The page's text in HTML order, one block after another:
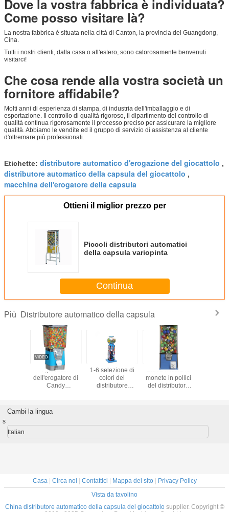
Dove la vostra fabbrica è individuata?
Come posso visitare là?
La nostra fabbrica è situata nella città di Canton, la provincia del Guangdong,
Cina.
Tutti i nostri clienti, dalla casa o all'estero, sono calorosamente benvenuti
visitarci!
Che cosa rende alla vostra società un
fornitore affidabile?
Molti anni di esperienza di stampa, di industria dell'imballaggio e di
esportazione. Il controllo di qualità rigoroso, il dipartimento del controllo di
qualità continua rigorosamente il processo preciso per assicurare la migliore
qualità. Abbiamo le vendite ed il gruppo di servizio di assistenza al cliente
d'oltremare più professionali.
Etichette: distributore automatico d'erogazione del giocattolo ,
distributore automatico della capsula del giocattolo ,
macchina dell'erogatore della capsula
Ottieni il miglior prezzo per
Piccoli distributori automatici
della capsula variopinta
Continua
Più Distributore automatico della capsula
I giocattoli
dell'erogatore di
Candy
automatico per i
bambini
1-6 selezione di
colori del
distributore
40*40*116CM
Blue1 misura le
monete in pollici
del distributore
commerciale
Cambi la lingua
s
Italian
Casa| Circa noi | Contattici | Mappa del sito| Privacy Policy
Vista da tavolino
China distributore automatico della capsula del giocattolosupplier. Copyright ©